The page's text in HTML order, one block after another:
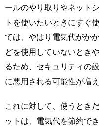
ールのやり取りやネット
トを使いたいときにすぐ
ては、やはり電気代がか
どを使用していないとき
るため、セキュリティの
に悪用される可能性が増
これに対して、使うとき
ットは、電気代を節約で